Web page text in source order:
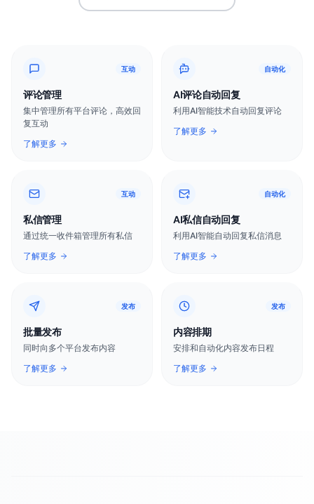
互动
评论管理
集中管理所有平台评论，高效回
复互动
了解更多
自动化
AI评论自动回复
利用AI智能技术自动回复评论
了解更多
互动
私信管理
通过统一收件箱管理所有私信
了解更多
自动化
AI私信自动回复
利用AI智能自动回复私信消息
了解更多
发布
批量发布
同时向多个平台发布内容
了解更多
发布
内容排期
安排和自动化内容发布日程
了解更多